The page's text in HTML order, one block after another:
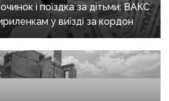
і поїздка за дітьми: ВАКС
у виїзді за кордон